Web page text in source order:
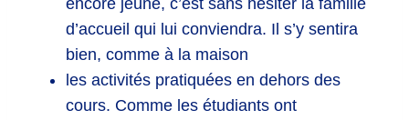
d’accueil qui lui conviendra. Il s’y sentira
bien, comme à la maison
les activités pratiquées en dehors des
cours. Comme les étudiants ont